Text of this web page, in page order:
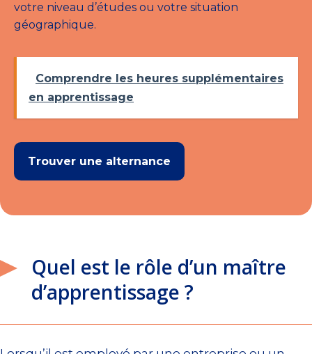
votre niveau d’études ou votre situation
géographique.
Comprendre les heures supplémentaires
en apprentissage
Trouver une alternance
Quel est le rôle d’un maître
d’apprentissage ?